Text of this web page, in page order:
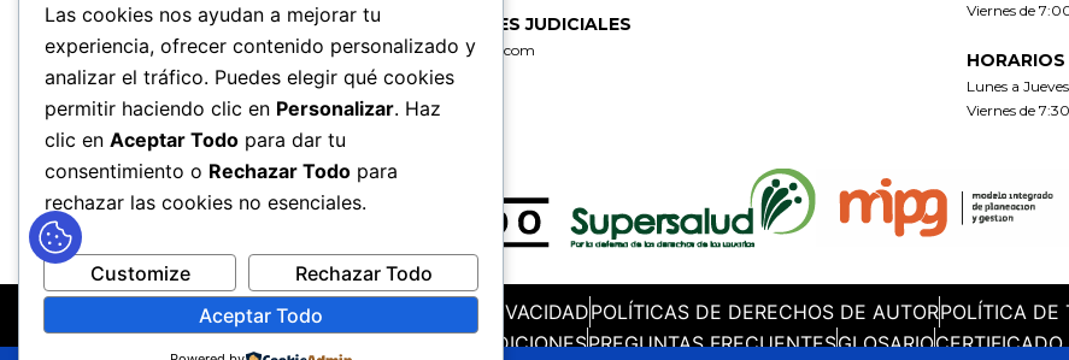
CORREO DE NOTIFICACIONES JUDICIALES
secretaria@fabricadelicoresdeltolima.com
REDES SOCIALES
Viernes de
Lunes a
Viernes de
MAPA DEL SITIO POLÍTICAS DE PRIVACIDADPOLÍTICAS DE DERECHOS DE AUTORPOLÍTICA DE
TÉRMINOS Y CONDICIONESPREGUNTAS FRECUENTESGLOSARIO
Las cookies nos ayudan a mejorar tu
experiencia, ofrecer contenido personalizado y
analizar el tráfico. Puedes elegir qué cookies
permitir haciendo clic en Personalizar. Haz
clic en Aceptar Todo para dar tu
consentimiento o Rechazar Todo para
rechazar las cookies no esenciales.
Customize
Rechazar Todo
Aceptar Todo